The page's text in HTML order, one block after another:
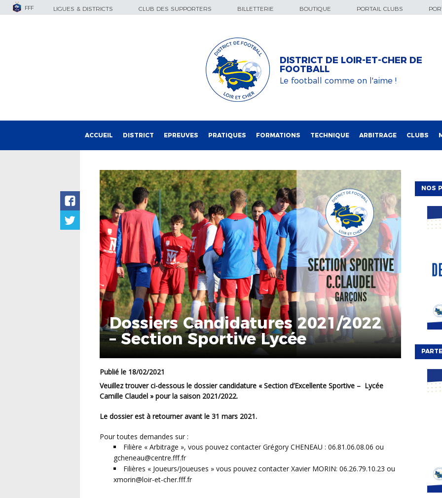
FFF LIGUES & DISTRICTS CLUB DES SUPPORTERS BILLETTERIE BOUTIQUE PORTAIL CLUBS
DISTRICT DE LOIR-ET-CHER DE
FOOTBALL
Le football comme on l'aime !
ACCUEIL DISTRICT EPREUVES PRATIQUES FORMATIONS TECHNIQUE ARBITRAGE CLUBS
Dossiers Candidatures 2021/2022
– Section Sportive Lycée
Publié le 18/02/2021
Veuillez trouver ci-dessous le dossier candidature « Section d’Excellente Sportive – Lycée
Camille Claudel » pour la saison 2021/2022.
Le dossier est à retourner avant le 31 mars 2021.
Pour toutes demandes sur :
Filière « Arbitrage », vous pouvez contacter Grégory CHENEAU : 06.81.06.08.06 ou
gcheneau@centre.fff.fr
Filières « Joueurs/Joueuses » vous pouvez contacter Xavier MORIN: 06.26.79.10.23 ou
xmorin@loir-et-cher.fff.fr
NOS